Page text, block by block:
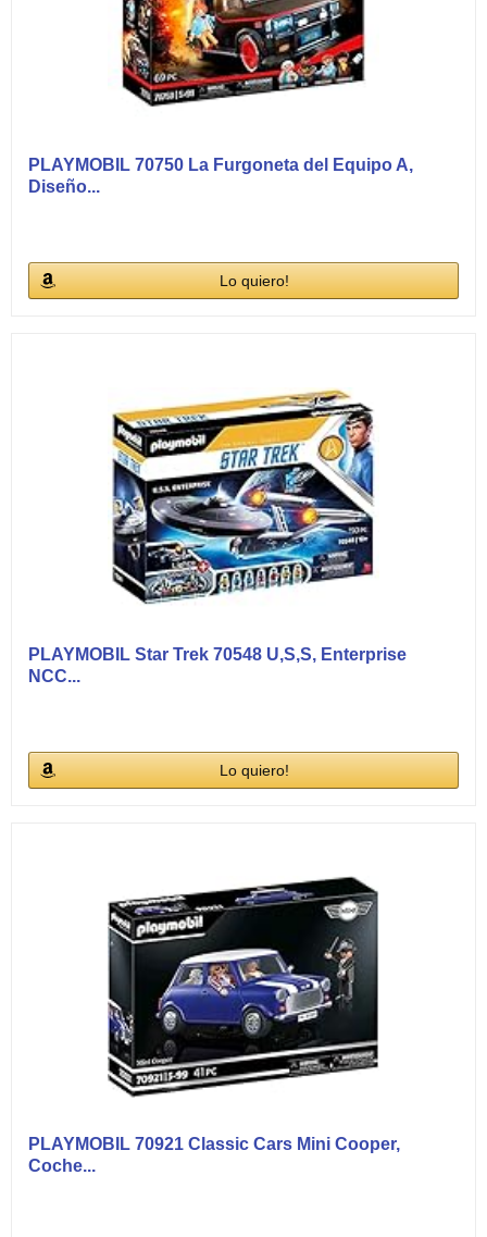
PLAYMOBIL 70750 La Furgoneta del Equipo A,
Diseño...
Lo quiero!
PLAYMOBIL Star Trek 70548 U,S,S, Enterprise
NCC...
Lo quiero!
PLAYMOBIL 70921 Classic Cars Mini Cooper,
Coche...